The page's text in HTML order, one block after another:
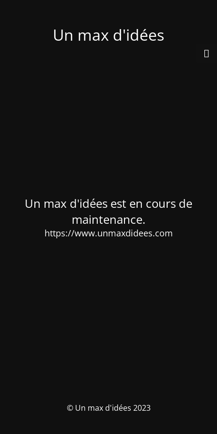
Un max d'idées
Un max d'idées est en cours de
maintenance.
https://www.unmaxdidees.com
© Un max d'idées 2023